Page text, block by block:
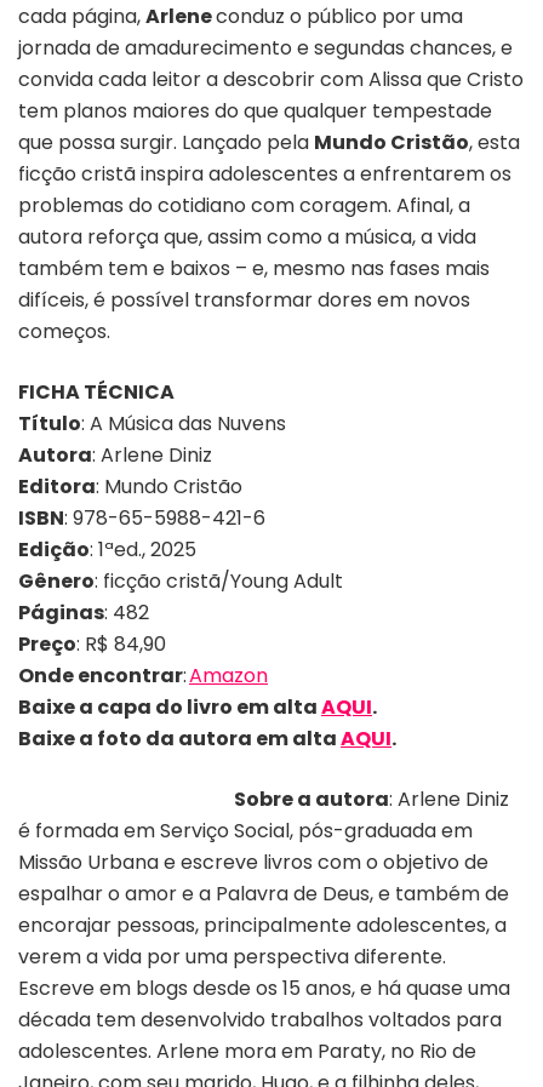
cada página,Arleneconduz o público por uma
jornada de amadurecimento e segundas chances, e
convida cada leitor a descobrir com Alissa que Cristo
tem planos maiores do que qualquer tempestade
que possa surgir. Lançado pela Mundo Cristão, esta
ficção cristã inspira adolescentes a enfrentarem os
problemas do cotidiano com coragem. Afinal, a
autora reforçaque, assim como a música, a vida
também tem e baixos – e, mesmo nas fases mais
difíceis, é possível transformar dores em novos
começos.
FICHA TÉCNICA
Título: A Música das Nuvens
Autora: Arlene Diniz
Editora: Mundo Cristão
ISBN: 978-65-5988-421-6
Edição: 1ªed., 2025
Gênero: ficção cristã/Young Adult
Páginas: 482
Preço: R$ 84,90
Onde encontrar:Amazon
Baixe a capa do livro em altaAQUI.
Baixe a foto da autora em altaAQUI.
Sobre a autora: Arlene Diniz
é formada em Serviço Social, pós-graduada em
Missão Urbana e escreve livros com o objetivo de
espalhar o amor e a Palavra de Deus, e também de
encorajar pessoas, principalmente adolescentes, a
verem a vida por uma perspectiva diferente.
Escreve em blogs desde os 15 anos, e há quase uma
década tem desenvolvido trabalhos voltados para
adolescentes. Arlene mora em Paraty, no Rio de